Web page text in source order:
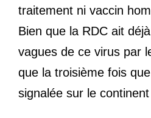
traitement ni vaccin
Bien que la RDC ait
vagues de ce virus par
que la troisième fois
signalée sur le